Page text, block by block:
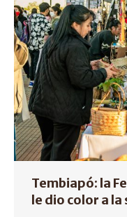
Tembiapó: la
le dio color a